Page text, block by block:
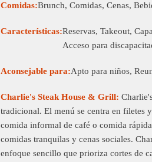
Comidas:Brunch, Comidas, Cenas,
Características:Reservas, Takeout,
Acceso para
Aconsejable para:Apto para niños,
Charlie's Steak House & Grill:
tradicional. El menú se centra en filetes
comida informal de café o comida
comidas tranquilas y cenas sociales.
enfoque sencillo que prioriza cortes de